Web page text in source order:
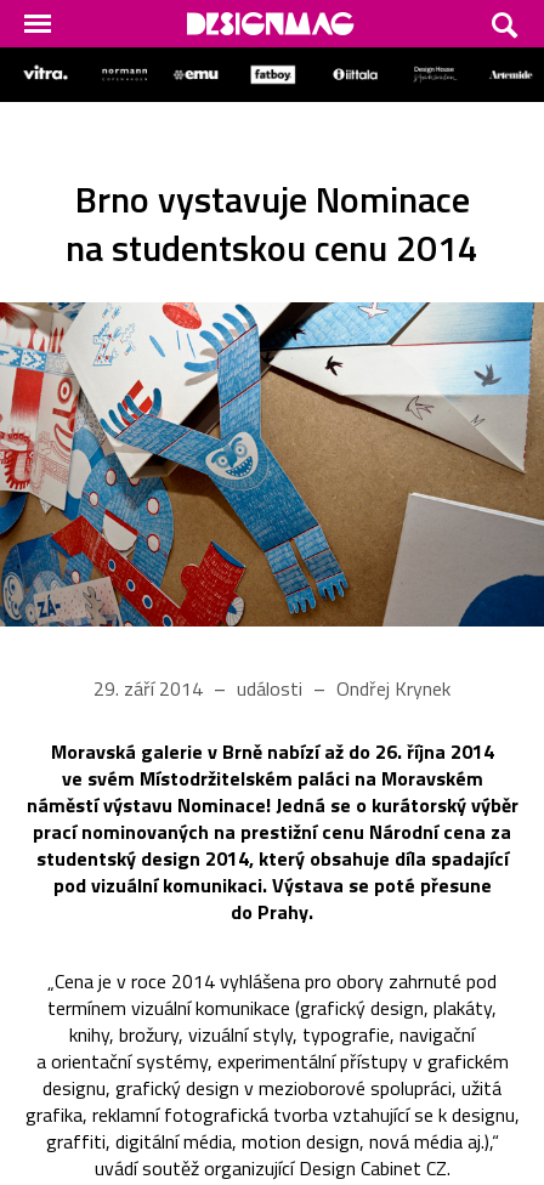
Brno vystavuje Nominace
na studentskou cenu 2014
29. září 2014 události Ondřej Krynek
Moravská galerie v Brně nabízí až do 26. října 2014
ve svém Místodržitelském paláci na Moravském
náměstí výstavu Nominace! Jedná se o kurátorský výběr
prací nominovaných na prestižní cenu Národní cena za
studentský design 2014, který obsahuje díla spadající
pod vizuální komunikaci. Výstava se poté přesune
do Prahy.
„Cena je v roce 2014 vyhlášena pro obory zahrnuté pod
termínem vizuální komunikace (grafický design, plakáty,
knihy, brožury, vizuální styly, typografie, navigační
a orientační systémy, experimentální přístupy v grafickém
designu, grafický design v mezioborové spolupráci, užitá
grafika, reklamní fotografická tvorba vztahující se k designu,
graffiti, digitální média, motion design, nová média aj.),“
uvádí soutěž organizující Design Cabinet CZ.